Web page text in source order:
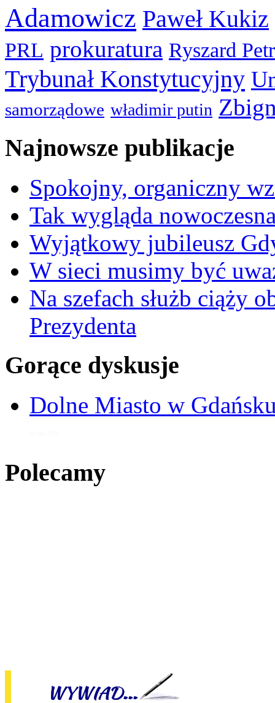
Adamowicz Paweł Kukiz
PRL prokuratura Ryszard
Trybunał Konstytucyjny
samorządowe władimir putin
Najnowsze publikacje
Spokojny, organiczny
Tak wygląda
Wyjątkowy jubileusz
W sieci musimy być
Na szefach służb ciąży
Prezydenta
Gorące dyskusje
Dolne Miasto w
Polecamy